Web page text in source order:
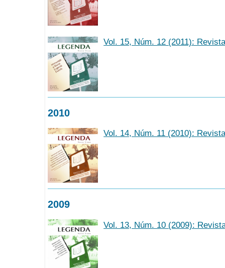
Vol. 15, Núm. 12 (2011):
2010
Vol. 14, Núm. 11 (2010):
2009
Vol. 13, Núm. 10 (2009):